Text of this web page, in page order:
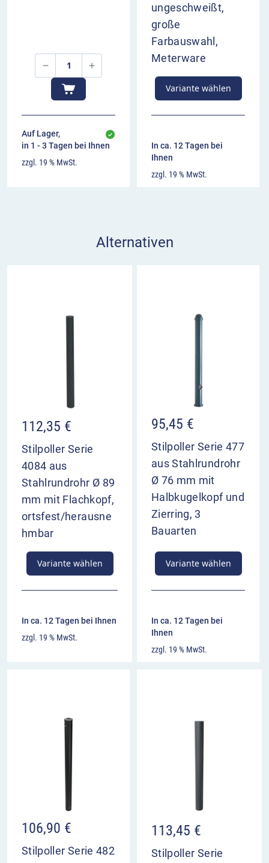
Auf Lager,
in 1 - 3 Tagen bei Ihnen
zzgl. 19 % MwSt.
ungeschweißt,
große
Farbauswahl,
Meterware
Variante wählen
In ca. 12 Tagen bei
Ihnen
zzgl. 19 % MwSt.
Alternativen
112,35 €
Stilpoller Serie
4084 aus
Stahlrundrohr Ø 89
mm mit Flachkopf,
ortsfest/herausne
hmbar
Variante wählen
In ca. 12 Tagen bei Ihnen
zzgl. 19 % MwSt.
95,45 €
Stilpoller Serie 477
aus Stahlrundrohr
Ø 76 mm mit
Halbkugelkopf und
Zierring, 3
Bauarten
Variante wählen
In ca. 12 Tagen bei
Ihnen
zzgl. 19 % MwSt.
106,90 €
Stilpoller Serie 482
113,45 €
Stilpoller Serie